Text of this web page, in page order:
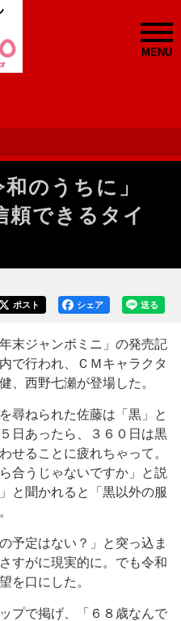
MENU
和のうちに」
頼できるタイ
送る
シェア
ポスト
末ジャンボミニ」の発売記
で行われ、ＣＭキャラクタ
、西野七瀬が登場した。
尋ねられた佐藤は「黒」と
日あったら、３６０日は黒
せることに疲れちゃって。
合うじゃないですか」と説
と聞かれると「黒以外の服
予定はない？」と突っ込ま
すがに現実的に。でも令和
を口にした。
プで掲げ、「６８歳なんで